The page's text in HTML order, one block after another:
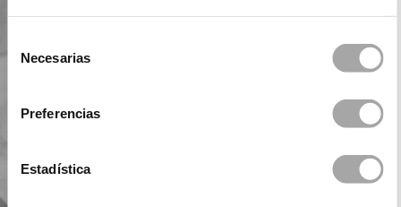
Necesarias
Preferencias
Estadística